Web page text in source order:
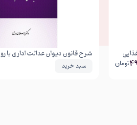
تومان
شرح قانون دیوان عدالت اداری با
سبد خرید